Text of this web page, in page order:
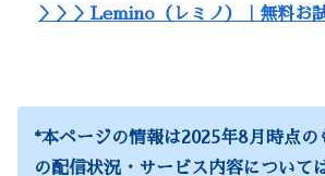
＞＞＞Lemino（レミノ）｜無料お
*本ページの情報は2025年8月時点の
の配信状況・サービス内容について